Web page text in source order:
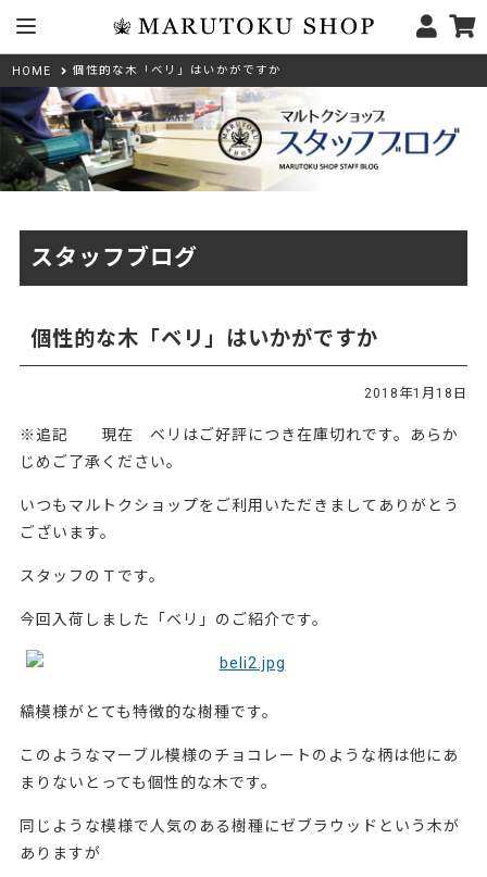
HOME 個性的な木「ベリ」はいかがですか
スタッフブログ
個性的な木「ベリ」はいかがですか
2018年1月18日
※追記 現在 ベリはご好評につき在庫切れです。あらか
じめご了承ください。
いつもマルトクショップをご利用いただきましてありがとう
ございます。
スタッフのＴです。
今回入荷しました「ベリ」のご紹介です。
縞模様がとても特徴的な樹種です。
このようなマーブル模様のチョコレートのような柄は他にあ
まりないとっても個性的な木です。
同じような模様で人気のある樹種にゼブラウッドという木が
ありますが